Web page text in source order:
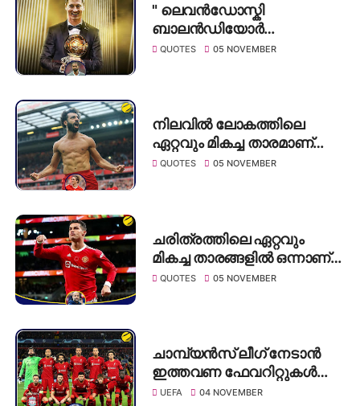
" ലെവൻഡോസ്കി
ബാലൻഡിയോർ
നേടും":റിയോ
QUOTES 05 NOVEMBER
നിലവിൽ ലോകത്തിലെ
ഏറ്റവും മികച്ച താരമാണ്
സലാഹ് -ടോറെസ്
QUOTES 05 NOVEMBER
ചരിത്രത്തിലെ ഏറ്റവും
മികച്ച താരങ്ങളിൽ ഒന്നാണ്
ക്രിസ്റ്റ്യാനോ, ഗോൾ
QUOTES 05 NOVEMBER
ചാമ്പ്യൻസ് ലീഗ് നേടാൻ
ഇത്തവണ ഫേവറിറ്റുകൾ
ലിവർപൂൾ -ക്രൗച്
UEFA 04 NOVEMBER